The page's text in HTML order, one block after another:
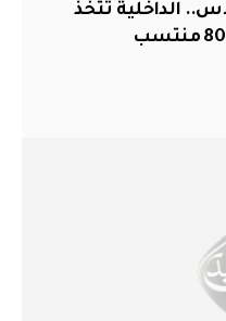
الداخلية تتخذ
الإجراءات القانونية بحق 8000 منتسب